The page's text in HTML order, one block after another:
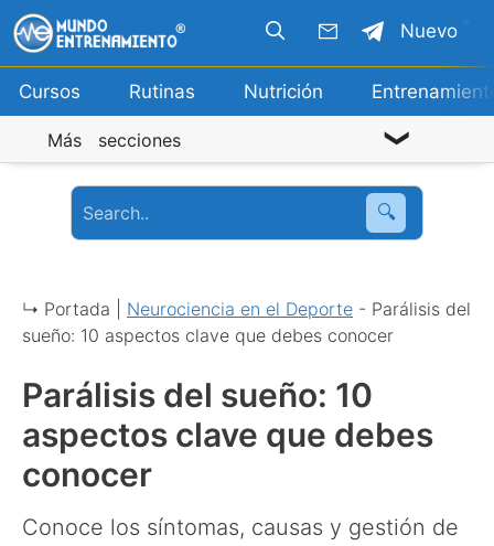
Saltar
al
contenido
Cursos Rutinas Nutrición
Nuevo
Más secciones
🔍
↳ Portada | Neurociencia en el Deporte - Parálisis del
sueño: 10 aspectos clave que debes conocer
Parálisis del sueño: 10
aspectos clave que debes
conocer
Conoce los síntomas, causas y gestión de